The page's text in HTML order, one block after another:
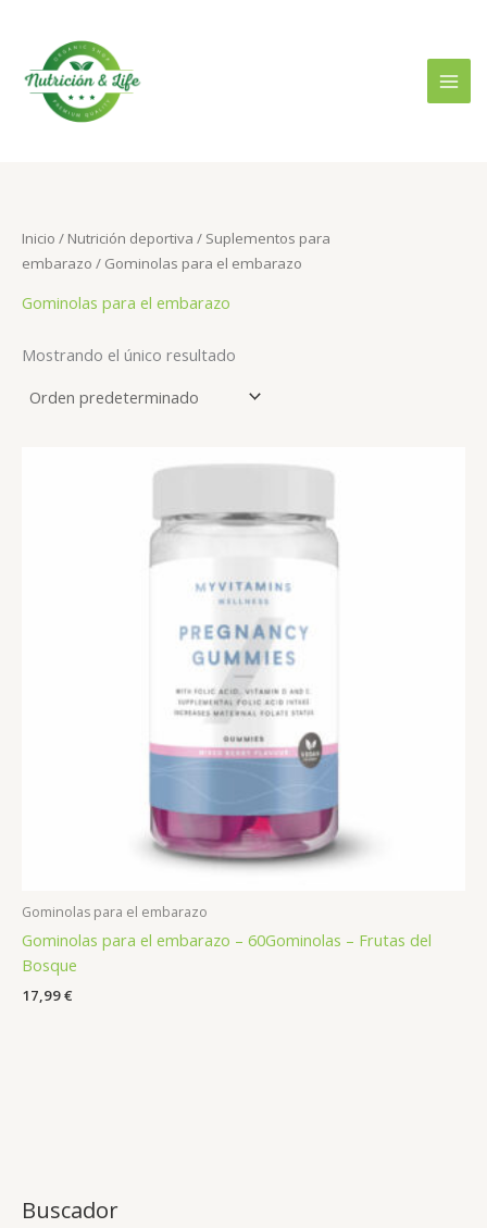
contenido
Buscador
s
o
r
:
Inicio / Nutrición deportiva / Suplementos para
embarazo / Gominolas para el embarazo
Gominolas para el embarazo
Mostrando el único resultado
Gominolas para el embarazo
Gominolas para el embarazo – 60Gominolas – Frutas del
Bosque
17,99€